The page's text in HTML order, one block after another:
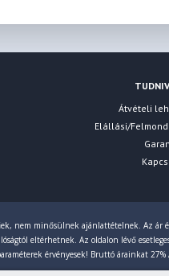
Átvételi
Elállási/
nem minősülnek ajánlattételnek. Az ár
eltérhetnek. Az oldalon lévő
érvényesek! Bruttó árainkat 27%